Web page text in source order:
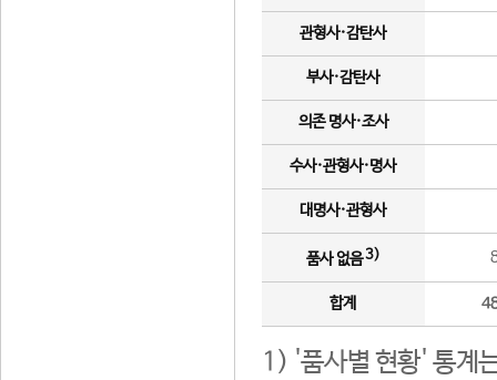
관형사·감탄사
부사·감탄사
의존 명사·조사
수사·관형사·명사
대명사·관형사
품사 없음3)
합계
1) '품사별 현황' 통계